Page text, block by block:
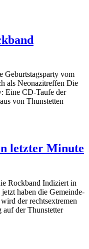
Geburtstagsparty vom
als Neonazitreffen Die
Eine CD-Taufe der
von Thunstetten
letzter Minute
Rockband Indiziert in
haben die Gemeinde-
der rechtsextremen
auf der Thunstetter